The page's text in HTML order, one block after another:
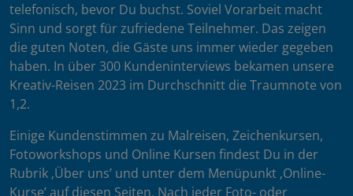
telefonisch, bevor Du buchst. Soviel Vorarbeit macht
Sinn und sorgt für zufriedene Teilnehmer. Das zeigen
die guten Noten, die Gäste uns immer wieder gegeben
haben. In über 300 Kundeninterviews bekamen unsere
Kreativ-Reisen 2023 im Durchschnitt die Traumnote von
1,2.
Einige Kundenstimmen zu Malreisen, Zeichenkursen,
Fotoworkshops und Online Kursen findest Du in der
Rubrik ‚Über uns’ und unter dem Menüpunkt ‚Online-
Kurse’ auf diesen Seiten. Nach jeder Foto- oder